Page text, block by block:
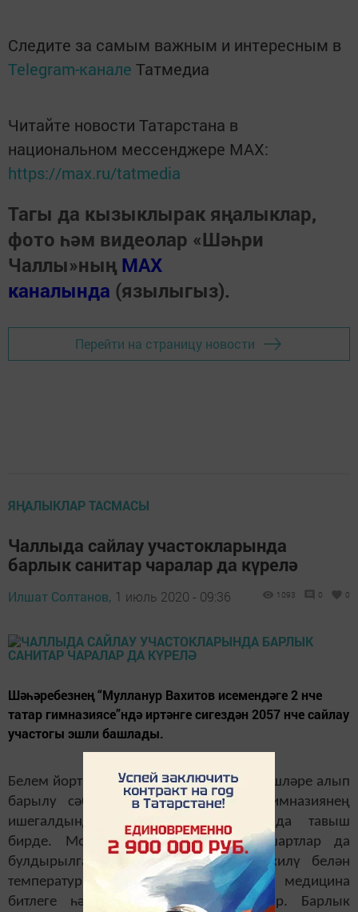
Следите за самым важным и интересным в
Telegram-канале Татмедиа
Читайте новости Татарстана в
национальном мессенджере MАХ:
https://max.ru/tatmedia
Тагы да кызыклырак яңалыклар,
фото һәм видеолар «Шәһри
Чаллы»ның MAX
каналында (язылыгыз).
Перейти на страницу новости
ЯҢАЛЫКЛАР ТАСМАСЫ
Чаллыда сайлау участокларында
барлык санитар чаралар да күрелә
Илшат Солтанов, 1 июль 2020 - 09:36 1093 0 0
Шәһәребезнең “Мулланур Вахитов исемендәге 2 нче
татар гимназиясе”ндә иртәнге сигездән 2057 нче сайлау
участогы эшли башлады.
Белем йорты бинасында төзекләндерү эшләре алып
барылу сәбәпле, шәһәрдәшләребез гимназиянең
ишегалдында булдырылган янкормада тавыш
бирде. Моның өчен биредә бар шартлар да
булдырылган иде: сайлаучыларның килү белән
температураларын үлчиләр, кулларына медицина
битлеге һәм перчаткалар тапшыралар. Барлык